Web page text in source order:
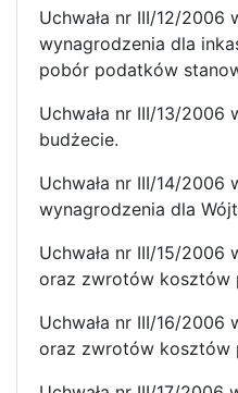
Uchwała nr III/12/2006
wynagrodzenia dla
pobór podatków
Uchwała nr III/13/2006
budżecie.
Uchwała nr III/14/2006
wynagrodzenia dla
Uchwała nr III/15/2006
oraz zwrotów kosztów
Uchwała nr III/16/2006
oraz zwrotów kosztów